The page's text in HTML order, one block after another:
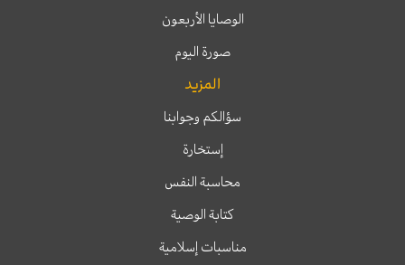
الوصايا الأربعون
صورة اليوم
المزيد
سؤالكم وجوابنا
إستخارة
محاسبة النفس
كتابة الوصية
مناسبات إسلامية